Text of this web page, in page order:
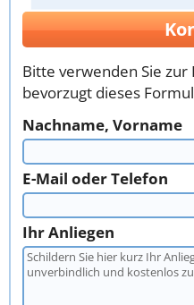
Bitte verwenden Sie
bevorzugt dieses
Nachname, Vorname
E-Mail oder Telefon
Ihr Anliegen